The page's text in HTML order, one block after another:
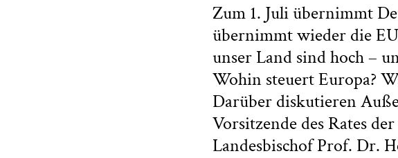
Zum 1. Juli übernimmt
übernimmt wieder die
unser Land sind hoch –
Wohin steuert Europa?
Darüber diskutieren
Vorsitzende des Rates
Landesbischof Prof. Dr.